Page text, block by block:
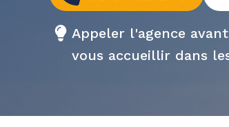
Appeler l'agence
vous accueillir dans